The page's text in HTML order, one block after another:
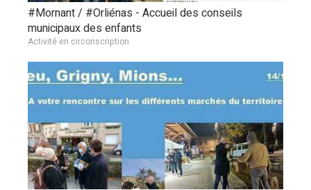
#Mornant / #Orliénas - Accueil des conseils
municipaux des enfants
Activité en circonscription